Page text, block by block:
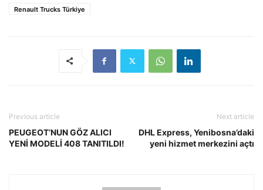
Renault Trucks Türkiye
Previous article
PEUGEOT’NUN GÖZ ALICI
YENİ MODELİ 408 TANITILDI!
Next article
DHL Express, Yenibosna’daki
yeni hizmet merkezini açtı